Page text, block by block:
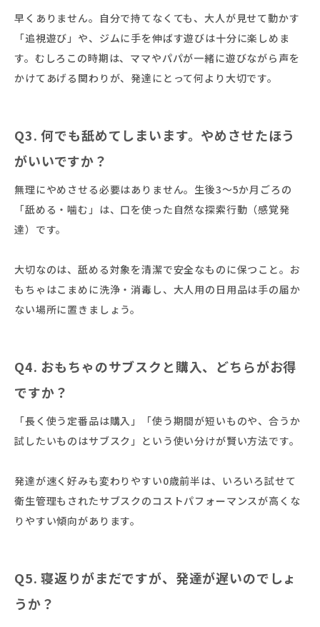
早くありません。自分で持てなくても、大人が見せて動かす
「追視遊び」や、ジムに手を伸ばす遊びは十分に楽しめま
す。むしろこの時期は、ママやパパが一緒に遊びながら声を
かけてあげる関わりが、発達にとって何より大切です。
Q3. 何でも舐めてしまいます。やめさせたほう
がいいですか？
無理にやめさせる必要はありません。生後3〜5か月ごろの
「舐める・噛む」は、口を使った自然な探索行動（感覚発
達）です。
大切なのは、舐める対象を清潔で安全なものに保つこと。お
もちゃはこまめに洗浄・消毒し、大人用の日用品は手の届か
ない場所に置きましょう。
Q4. おもちゃのサブスクと購入、どちらがお得
ですか？
「長く使う定番品は購入」「使う期間が短いものや、合うか
試したいものはサブスク」という使い分けが賢い方法です。
発達が速く好みも変わりやすい0歳前半は、いろいろ試せて
衛生管理もされたサブスクのコストパフォーマンスが高くな
りやすい傾向があります。
Q5. 寝返りがまだですが、発達が遅いのでしょ
うか？